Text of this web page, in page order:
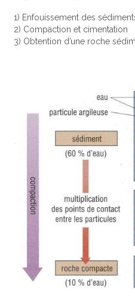
1) Enfouissement des
2) Compaction et cimentation
3) Obtention d’une roche